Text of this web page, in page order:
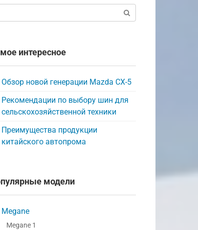
интересное
Обзор новой генерации Mazda CX-5
Рекомендации по выбору шин для
сельскохозяйственной техники
Преимущества продукции
китайского автопрома
модели
Megane
Megane 1